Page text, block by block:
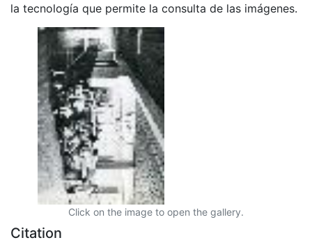
la tecnología que permite la consulta de las imágenes.
Click on the image to open the gallery.
Citation